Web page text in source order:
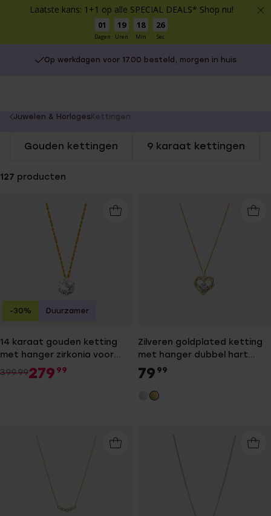
Laatste kans: 1+1 op alle SPECIAL DEALS* Shop nu!
01
Dagen
19
Uren
18
Min
25
Sec
Op werkdagen voor 17.00 besteld, morgen in huis
You
here:
Juwelen & Horloges Kettingen
Gouden kettingen 9 karaat kettingen
127 producten
14 karaat gouden ketting
met hanger zirkonia voor
dames
399.99279 99
-30% Duurzamer
Zilveren goldplated ketting
met hanger dubbel hart
zirkonia
79 99